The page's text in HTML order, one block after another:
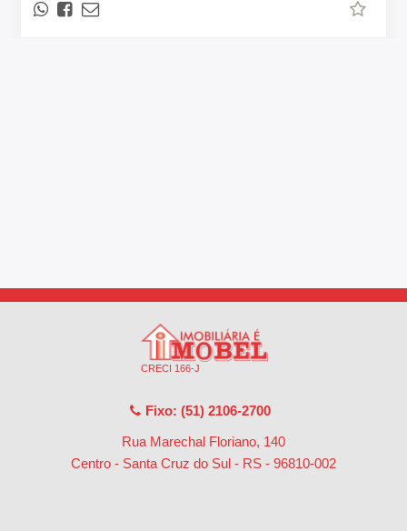
CRECI 166-J
Fixo: (51) 2106-2700
Rua Marechal Floriano, 140
Centro - Santa Cruz do Sul - RS - 96810-002